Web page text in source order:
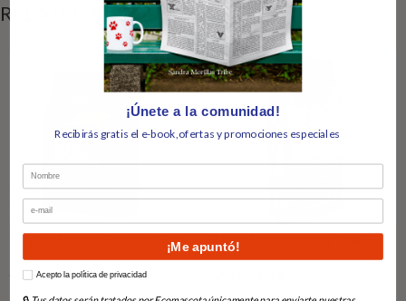
RELATED PRODUCTS
Profine Energy Chicken 3 kg
En Stock
Alpha Spirit the only One 7
Days para perros Adultos
¡Únete a la comunidad!
Recibirás gratis el e-book,ofertas y promociones especiales
Nombre
Email
¡Me apuntó!
How would you like to hear from us?
Acepto la política de privacidad